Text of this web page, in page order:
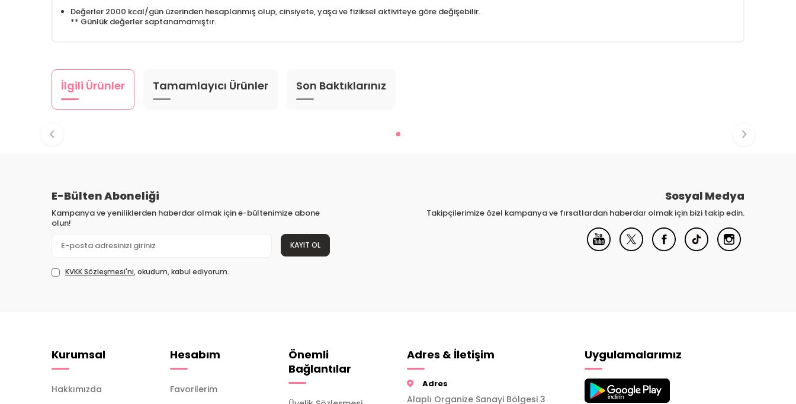
Değerler 2000 kcal/gün üzerinden hesaplanmış olup, cinsiyete, yaşa ve fiziksel aktiviteye göre değişebilir.
** Günlük değerler saptanamamıştır.
İlgili Ürünler Tamamlayıcı Ürünler Son Baktıklarınız
E-Bülten Aboneliği
Kampanya ve yeniliklerden haberdar olmak için e-bültenimize abone
olun!
KAYIT OL
KVKK Sözleşmesi'ni, okudum, kabul ediyorum.
Sosyal Medya
Takipçilerimize özel kampanya ve fırsatlardan haberdar olmak için bizi takip edin.
Kurumsal
Hakkımızda
Hesabım
Favorilerim
Önemli
Bağlantılar
Adres & İletişim
Adres
Alaplı Organize Sanayi Bölgesi 3
Uygulamalarımız